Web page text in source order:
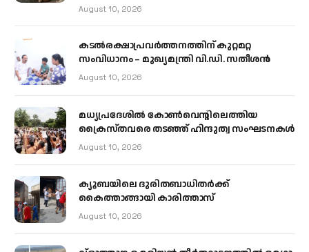
August 10, 2026
കടല്‍രക്ഷാപ്രവര്‍ത്തനത്തിന് കുറ്റമറ്റ
സംവിധാനം – മുഖ്യമന്ത്രി വി.ഡി. സതീശന്‍
August 10, 2026
മധ്യപ്രദേശിൽ കോൺവെന്റിലെത്തിയ
ക്രൈസ്തവരെ തടഞ്ഞ് ഹിന്ദുത്വ സംഘടനകൾ
August 10, 2026
ക്യൂബയിലെ ദുരിതബാധിതർക്ക്
കൈത്താങ്ങായി കാരിത്താസ്
August 10, 2026